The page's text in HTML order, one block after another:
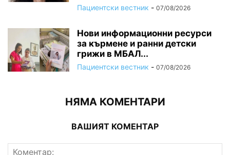
Пациентски вестник - 07/08/2026
Нови информационни ресурси
за кърмене и ранни детски
грижи в МБАЛ...
Пациентски вестник - 07/08/2026
НЯМА КОМЕНТАРИ
ВАШИЯТ КОМЕНТАР